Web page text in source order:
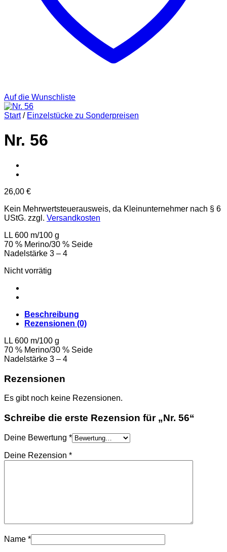
Auf die Wunschliste
Start / Einzelstücke zu Sonderpreisen
Nr. 56
26,00 €
Kein Mehrwertsteuerausweis, da Kleinunternehmer nach § 6
UStG. zzgl. Versandkosten
LL 600 m/100 g
70 % Merino/30 % Seide
Nadelstärke 3 – 4
Nicht vorrätig
Beschreibung
Rezensionen (0)
LL 600 m/100 g
70 % Merino/30 % Seide
Nadelstärke 3 – 4
Rezensionen
Es gibt noch keine Rezensionen.
Schreibe die erste Rezension für „Nr. 56“
Deine Bewertung *
Deine Rezension *
Name *